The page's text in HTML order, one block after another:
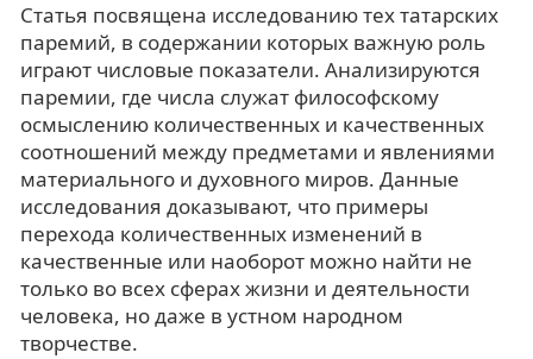
Статья посвящена исследованию тех татарских
паремий, в содержании которых важную роль
играют числовые показатели. Анализируются
паремии, где числа служат философскому
осмыслению количественных и качественных
соотношений между предметами и явлениями
материального и духовного миров. Данные
исследования доказывают, что примеры
перехода количественных изменений в
качественные или наоборот можно найти не
только во всех сферах жизни и деятельности
человека, но даже в устном народном
творчестве.